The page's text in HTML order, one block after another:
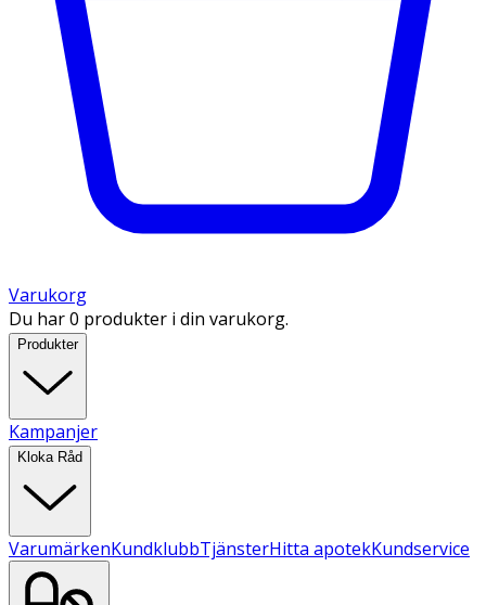
Varukorg
Du har 0 produkter i din varukorg.
Produkter
Kampanjer
Kloka Råd
VarumärkenKundklubbTjänsterHitta apotekKundservice